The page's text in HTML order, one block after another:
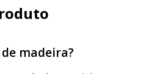
madeira?